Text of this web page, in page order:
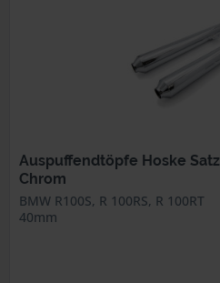
Auspuffendtöpfe Hoske Satz
Chrom
BMW R100S, R 100RS, R 100RT
40mm